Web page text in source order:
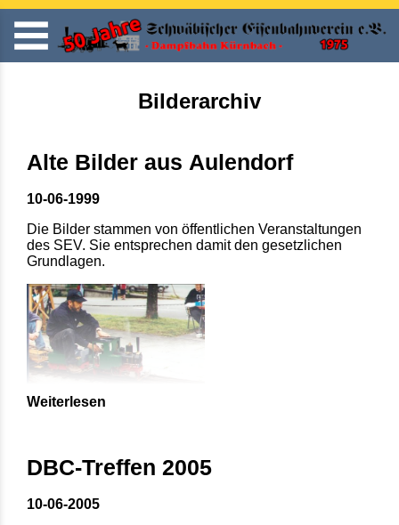
Bilderarchiv
Alte Bilder aus Aulendorf
10-06-1999
Die Bilder stammen von öffentlichen Veranstaltungen
des SEV. Sie entsprechen damit den gesetzlichen
Grundlagen.
Weiterlesen
DBC-Treffen 2005
10-06-2005